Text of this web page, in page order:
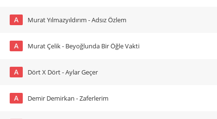
A Murat Yılmazyıldırım - Adsız Özlem
A Murat Çelik - Beyoğlunda Bir Öğle Vakti
A Dört X Dört - Aylar Geçer
A Demir Demirkan - Zaferlerim